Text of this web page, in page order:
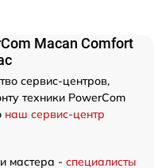
Macan Comfort
сервис-центров,
техники PowerCom
наш сервис-центр
мастера - специалисты